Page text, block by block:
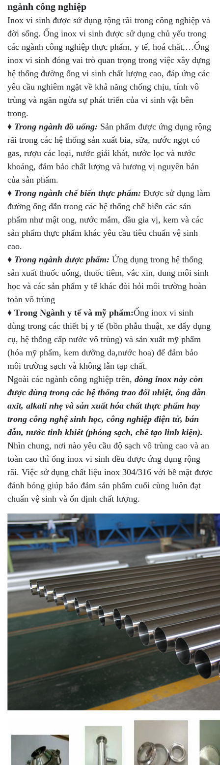
ngành công nghiệp
Inox vi sinh được sử dụng rộng rãi trong công nghiệp và
đời sống. Ống inox vi sinh được sử dụng chủ yếu trong
các ngành công nghiệp thực phẩm, y tế, hoá chất,…Ống
inox vi sinh đóng vai trò quan trọng trong việc xây dựng
hệ thống đường ống vi sinh chất lượng cao, đáp ứng các
yêu cầu nghiêm ngặt về khả năng chống chịu, tính vô
trùng và ngăn ngừa sự phát triển của vi sinh vật bên
trong.
♦ Trong ngành đồ uống: Sản phẩm được ứng dụng rộng
rãi trong các hệ thống sản xuất bia, sữa, nước ngọt có
gas, rượu các loại, nước giải khát, nước lọc và nước
khoáng, đảm bảo chất lượng và hương vị nguyên bản
của sản phẩm.
♦ Trong ngành chế biến thực phẩm: Được sử dụng làm
đường ống dẫn trong các hệ thống chế biến các sản
phẩm như mật ong, nước mắm, dầu gia vị, kem và các
sản phẩm thực phẩm khác yêu cầu tiêu chuẩn vệ sinh
cao.
♦ Trong ngành dược phẩm: Ứng dụng trong hệ thống
sản xuất thuốc uống, thuốc tiêm, vắc xin, dung môi sinh
học và các sản phẩm y tế khác đòi hỏi môi trường hoàn
toàn vô trùng
♦ Trong Ngành y tế và mỹ phẩm:Ống inox vi sinh
dùng trong các thiết bị y tế (bồn phẫu thuật, xe đẩy dụng
cụ, hệ thống cấp nước vô trùng) và sản xuất mỹ phẩm
(hóa mỹ phẩm, kem dưỡng da,nước hoa) để đảm bảo
môi trường sạch và không lẫn tạp chất.
Ngoài các ngành công nghiệp trên, dòng inox này còn
được dùng trong các hệ thống trao đổi nhiệt, ống dẫn
axit, alkali nhẹ và sản xuất hóa chất thực phẩm hay
trong công nghệ sinh học, công nghiệp điện tử, bán
dẫn, nước tinh khiết (phòng sạch, chế tạo linh kiện).
Nhìn chung, nơi nào yêu cầu độ sạch vô trùng cao và an
toàn cao thì ống inox vi sinh đều được ứng dụng rộng
rãi. Việc sử dụng chất liệu inox 304/316 với bề mặt được
đánh bóng giúp bảo đảm sản phẩm cuối cùng luôn đạt
chuẩn vệ sinh và ổn định chất lượng.